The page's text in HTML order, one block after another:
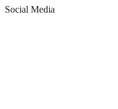
Social Media